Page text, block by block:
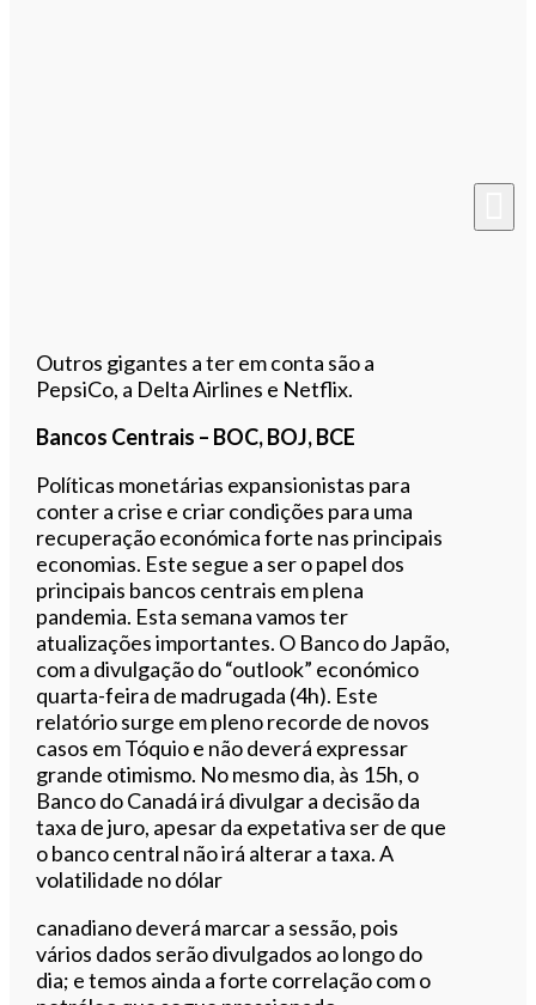
Outros gigantes a ter em conta são a
PepsiCo, a Delta Airlines e Netflix.
Bancos Centrais – BOC, BOJ, BCE
Políticas monetárias expansionistas para
conter a crise e criar condições para uma
recuperação económica forte nas principais
economias. Este segue a ser o papel dos
principais bancos centrais em plena
pandemia. Esta semana vamos ter
atualizações importantes. O Banco do Japão,
com a divulgação do “outlook” económico
quarta-feira de madrugada (4h). Este
relatório surge em pleno recorde de novos
casos em Tóquio e não deverá expressar
grande otimismo. No mesmo dia, às 15h, o
Banco do Canadá irá divulgar a decisão da
taxa de juro, apesar da expetativa ser de que
o banco central não irá alterar a taxa. A
volatilidade no dólar
canadiano deverá marcar a sessão, pois
vários dados serão divulgados ao longo do
dia; e temos ainda a forte correlação com o